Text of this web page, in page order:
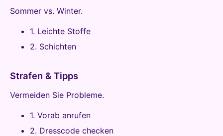
Sommer vs. Winter.
1. Leichte Stoffe
2. Schichten
Strafen & Tipps
Vermeiden Sie Probleme.
1. Vorab anrufen
2. Dresscode checken